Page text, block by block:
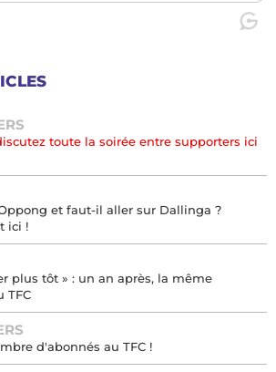
toute la soirée entre supporters ici
et faut-il aller sur Dallinga ?
ici !
plus tôt » : un an après, la même
TFC
d'abonnés au TFC !